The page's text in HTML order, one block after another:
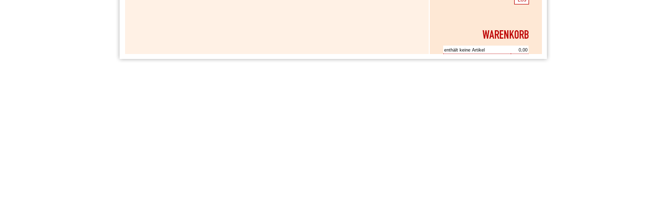
enthält keine Artikel 0,00